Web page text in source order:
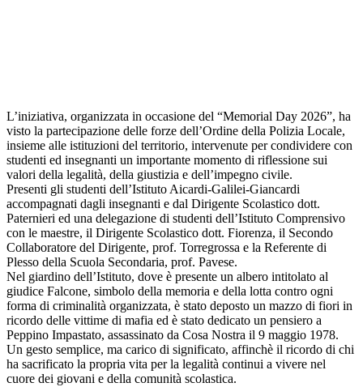
L’iniziativa, organizzata in occasione del “Memorial Day 2026”, ha
visto la partecipazione delle forze dell’Ordine della Polizia Locale,
insieme alle istituzioni del territorio, intervenute per condividere con
studenti ed insegnanti un importante momento di riflessione sui
valori della legalità, della giustizia e dell’impegno civile.
Presenti gli studenti dell’Istituto Aicardi-Galilei-Giancardi
accompagnati dagli insegnanti e dal Dirigente Scolastico dott.
Paternieri ed una delegazione di studenti dell’Istituto Comprensivo
con le maestre, il Dirigente Scolastico dott. Fiorenza, il Secondo
Collaboratore del Dirigente, prof. Torregrossa e la Referente di
Plesso della Scuola Secondaria, prof. Pavese.
Nel giardino dell’Istituto, dove è presente un albero intitolato al
giudice Falcone, simbolo della memoria e della lotta contro ogni
forma di criminalità organizzata, è stato deposto un mazzo di fiori in
ricordo delle vittime di mafia ed è stato dedicato un pensiero a
Peppino Impastato, assassinato da Cosa Nostra il 9 maggio 1978.
Un gesto semplice, ma carico di significato, affinchè il ricordo di chi
ha sacrificato la propria vita per la legalità continui a vivere nel
cuore dei giovani e della comunità scolastica.